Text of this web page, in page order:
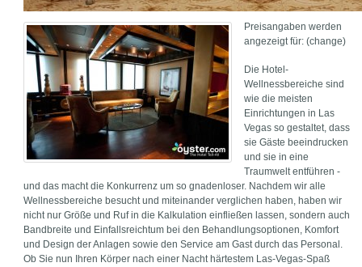
Preisangaben werden
angezeigt für: (change)
Die Hotel-
Wellnessbereiche sind
wie die meisten
Einrichtungen in Las
Vegas so gestaltet, dass
sie Gäste beeindrucken
und sie in eine
Traumwelt entführen -
und das macht die Konkurrenz um so gnadenloser. Nachdem wir alle
Wellnessbereiche besucht und miteinander verglichen haben, haben wir
nicht nur Größe und Ruf in die Kalkulation einfließen lassen, sondern auch
Bandbreite und Einfallsreichtum bei den Behandlungsoptionen, Komfort
und Design der Anlagen sowie den Service am Gast durch das Personal.
Ob Sie nun Ihren Körper nach einer Nacht härtestem Las-Vegas-Spaß